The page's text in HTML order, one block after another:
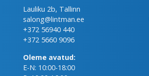
Lauliku 2b, Tallinn
salong@lintman.ee
+372 56940 440
+372 5660 9096
Oleme avatud:
E-N: 10:00-18:00